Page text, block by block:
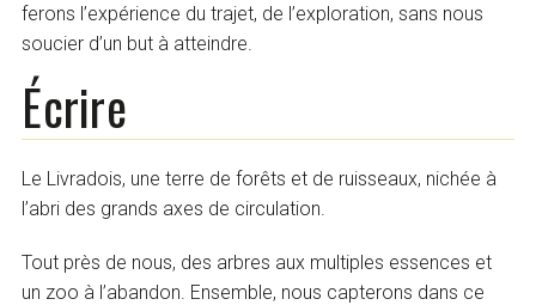
ferons l’expérience du trajet, de l’exploration, sans nous
soucier d’un but à atteindre.
Écrire
Le Livradois, une terre de forêts et de ruisseaux, nichée à
l’abri des grands axes de circulation.
Tout près de nous, des arbres aux multiples essences et
un zoo à l’abandon. Ensemble, nous capterons dans ce